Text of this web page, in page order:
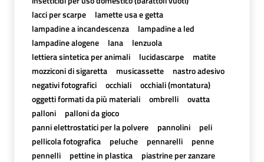
lacci per scarpe
lamette usa e getta
lampadine a incandescenza
lampadine a led
lampadine alogene
lana
lenzuola
lettiera sintetica per animali
lucidascarpe
matite
mozziconi di sigaretta
musicassette
nastro adesivo
negativi fotografici
occhiali
occhiali (montatura)
oggetti formati da più materiali
ombrelli
ovatta
palloni
palloni da gioco
panni elettrostatici per la polvere
pannolini
peli
pellicola fotografica
peluche pennarelli
penne
pennelli
pettine in plastica
piastrine per zanzare